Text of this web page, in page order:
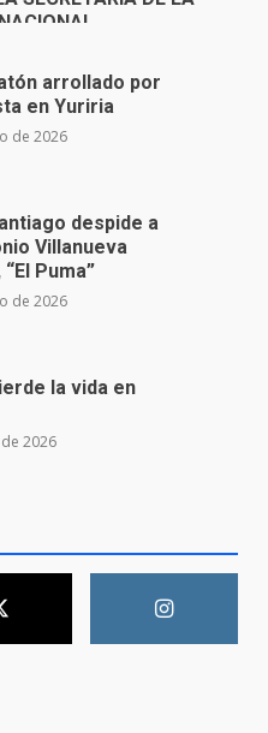
despide a
Villanueva
Puma”
de 2026
la vida en
a policías en Yuriria
de 2026